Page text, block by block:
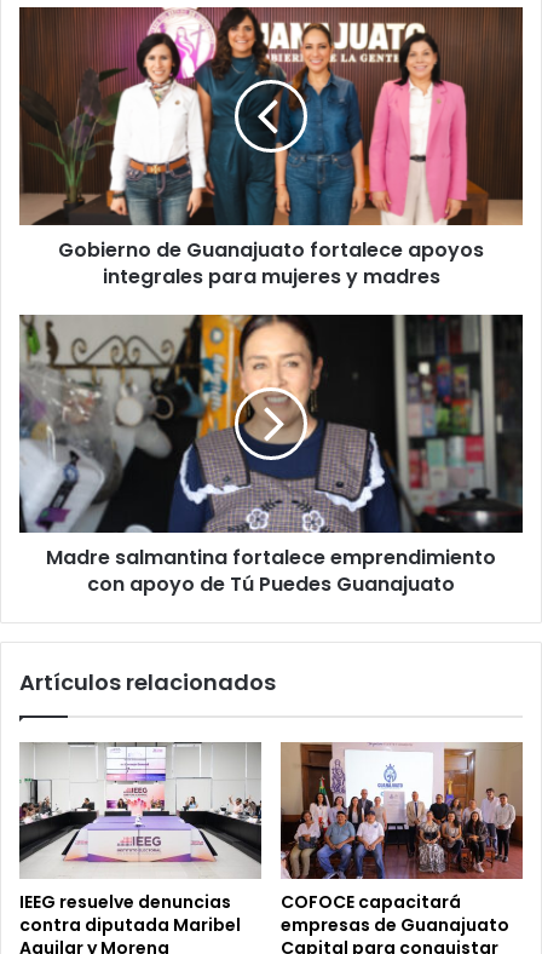
Guanajuato
fortalece
apoyos
integrales
mujeres
y
madresGobierno de Guanajuato fortalece apoyos
integrales para mujeres y madres
Madre
salmantina
fortalece
emprendimiento
con
apoyo
Tú
Puedes
Guanajuato
Madre salmantina fortalece emprendimiento
con apoyo de Tú Puedes Guanajuato
Artículos relacionados
IEEG resuelve denuncias
contra diputada Maribel
Aguilar y Morena
COFOCE capacitará
empresas de Guanajuato
Capital para conquistar